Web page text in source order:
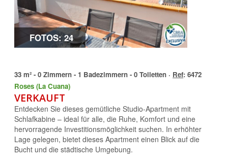
FOTOS: 24
33 m² - 0 Zimmern - 1 Badezimmern - 0 Toiletten · Ref: 6472
Roses (La Cuana)
VERKAUFT
Entdecken Sie dieses gemütliche Studio-Apartment mit
Schlafkabine – ideal für alle, die Ruhe, Komfort und eine
hervorragende Investitionsmöglichkeit suchen. In erhöhter
Lage gelegen, bietet dieses Apartment einen Blick auf die
Bucht und die städtische Umgebung.